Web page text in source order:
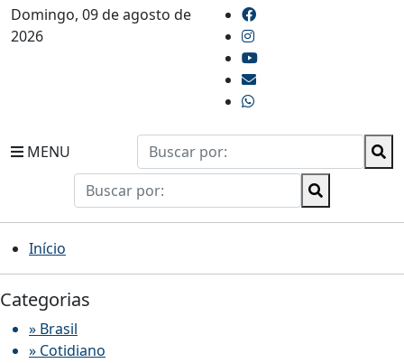
Domingo, 09 de agosto de
2026
MENU
Início
Categorias
» Brasil
» Cotidiano